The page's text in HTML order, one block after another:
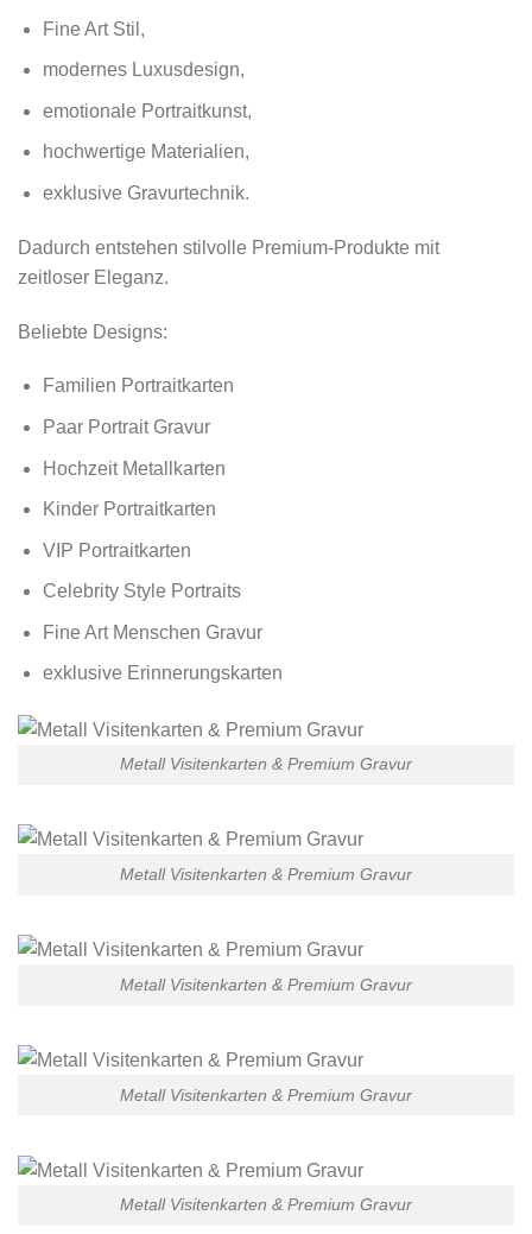
Fine Art Stil,
modernes Luxusdesign,
emotionale Portraitkunst,
hochwertige Materialien,
exklusive Gravurtechnik.
Dadurch entstehen stilvolle Premium-Produkte mit
zeitloser Eleganz.
Beliebte Designs:
Familien Portraitkarten
Paar Portrait Gravur
Hochzeit Metallkarten
Kinder Portraitkarten
VIP Portraitkarten
Celebrity Style Portraits
Fine Art Menschen Gravur
exklusive Erinnerungskarten
Metall Visitenkarten & Premium Gravur
Metall Visitenkarten & Premium Gravur
Metall Visitenkarten & Premium Gravur
Metall Visitenkarten & Premium Gravur
Metall Visitenkarten & Premium Gravur